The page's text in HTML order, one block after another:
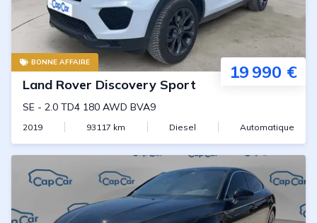
BONNE AFFAIRE 19 990 €
Land Rover Discovery Sport
SE - 2.0 TD4 180 AWD BVA9
2019 93117 km Diesel Automatique